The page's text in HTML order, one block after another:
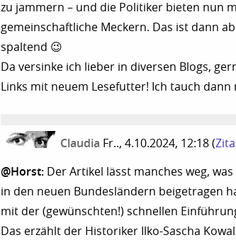
zu jammern – und die Politiker bieten nun
gemeinschaftliche Meckern. Das ist dann
spaltend 😉
Da versinke ich lieber in diversen Blogs,
Links mit neuem Lesefutter! Ich tauch dann
Claudia Fr.., 4.10.2024, 12:18 (
@Horst: Der Artikel lässt manches weg,
in den neuen Bundesländern beigetragen
mit der (gewünschten!) schnellen
Das erzählt der Historiker Ilko-Sascha